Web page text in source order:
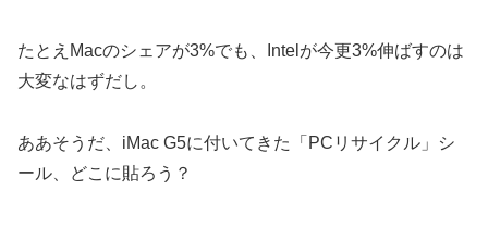
たとえMacのシェアが3%でも、Intelが今更3%伸ばすのは
大変なはずだし。
ああそうだ、iMac G5に付いてきた「PCリサイクル」シ
ール、どこに貼ろう？